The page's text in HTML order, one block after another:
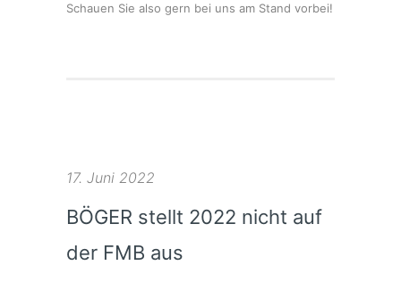
Schauen Sie also gern bei uns am Stand vorbei!
17. Juni 2022
BÖGER stellt 2022 nicht auf
der FMB aus